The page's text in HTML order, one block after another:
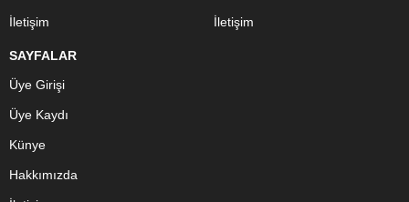
İletişim İletişim
SAYFALAR
Üye Girişi
Üye Kaydı
Künye
Hakkımızda